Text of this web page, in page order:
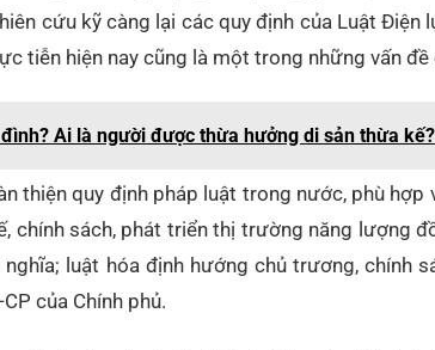
cứu kỹ càng lại các quy định của Luật Điện
tiễn hiện nay cũng là một trong những vấn đề
Ai là người được thừa hưởng di sản thừa kế?
thiện quy định pháp luật trong nước, phù hợp
sách, phát triển thị trường năng lượng
luật hóa định hướng chủ trương, chính
của Chính phủ.